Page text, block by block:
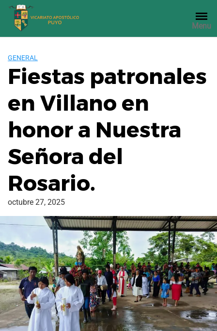
Saltar
contenido
Menu
GENERAL
Fiestas patronales
en Villano en
honor a Nuestra
Señora del
Rosario.
octubre 27, 2025